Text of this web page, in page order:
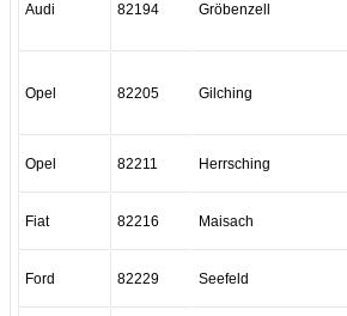
Audi 82194 Gröbenzell
Opel 82205 Gilching
Opel 82211 Herrsching
Fiat 82216 Maisach
Ford 82229 Seefeld